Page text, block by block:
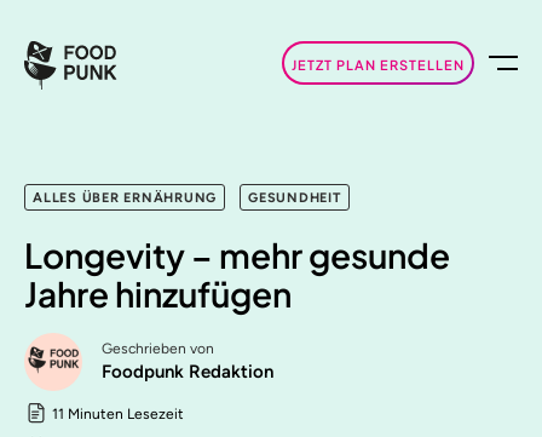
JETZT PLAN ERSTELLEN
ALLES ÜBER ERNÄHRUNG GESUNDHEIT
Longevity – mehr gesunde
Jahre hinzufügen
Geschrieben von
Foodpunk Redaktion
11 Minuten Lesezeit